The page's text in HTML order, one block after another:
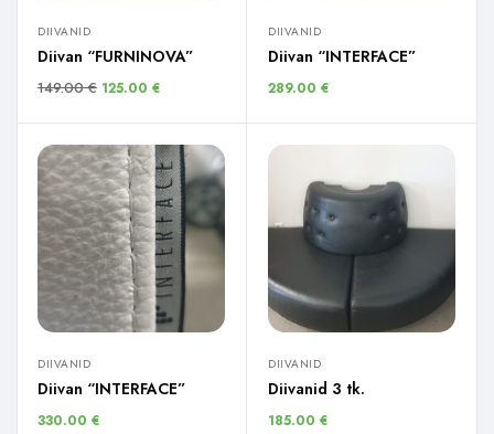
DIIVANID
Diivan “FURNINOVA”
149.00€ 125.00 €
DIIVANID
Diivan “INTERFACE”
289.00 €
DIIVANID
Diivan “INTERFACE”
330.00 €
DIIVANID
Diivanid 3 tk.
185.00 €